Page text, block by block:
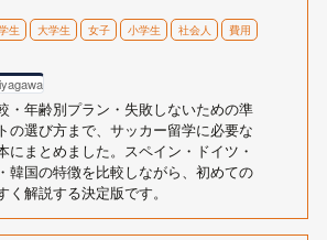
生 大学生 女子 小学生 社会人
費用
・年齢別プラン・失敗しないための準
の選び方まで、サッカー留学に必要な
にまとめました。スペイン・ドイツ・
韓国の特徴を比較しながら、初めての
く解説する決定版です。